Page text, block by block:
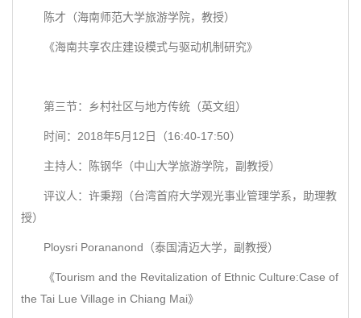
陈才（海南师范大学旅游学院，教授）
《海南共享农庄建设模式与驱动机制研究》
第三节：乡村社区与地方传统（英文组）
时间：2018年5月12日（16:40-17:50）
主持人：陈钢华（中山大学旅游学院，副教授）
评议人：许秉翔（台湾首府大学观光事业管理学系，助理教
授）
Ploysri Porananond（泰国清迈大学，副教授）
《Tourism and the Revitalization of Ethnic Culture:Case of
the Tai Lue Village in Chiang Mai》